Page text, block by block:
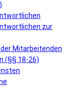
zur
Mitarbeitenden
(§§ 18-26)